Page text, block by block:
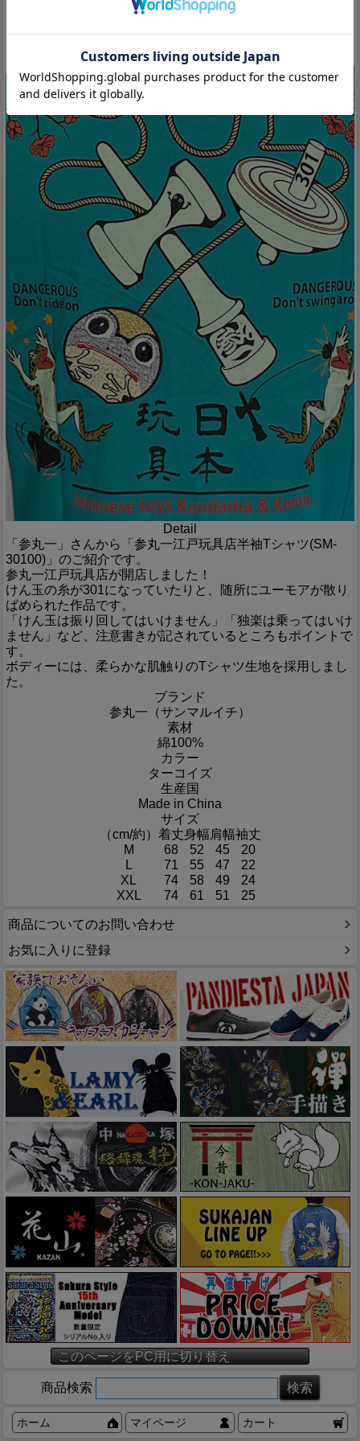
Detail
「参丸一」さんから「参丸一江戸玩具店半袖Tシャツ(SM-
30100)」のご紹介です。
参丸一江戸玩具店が開店しました！
けん玉の糸が301になっていたりと、随所にユーモアが散り
ばめられた作品です。
「けん玉は振り回してはいけません」「独楽は乗ってはいけ
ません」など、注意書きが記されているところもポイントで
す。
ボディーには、柔らかな肌触りのTシャツ生地を採用しまし
た。
ブランド
参丸一（サンマルイチ）
素材
綿100%
カラー
ターコイズ
生産国
Made in China
サイズ
（cm/約） 着丈身幅肩幅袖丈
M
68 52 45
20
L
71 55 47
22
XL
74 58 49
24
XXL
74 61 51 25
商品についてのお問い合わせ
お気に入りに登録
このページをPC用に切り替え
商品検索
ホーム マイページ カート